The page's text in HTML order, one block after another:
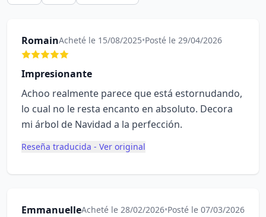
RomainAcheté le 15/08/2025•Posté le 29/04/2026
Impresionante
Achoo realmente parece que está estornudando,
lo cual no le resta encanto en absoluto. Decora
mi árbol de Navidad a la perfección.
Reseña traducida - Ver original
EmmanuelleAcheté le 28/02/2026•Posté le 07/03/2026